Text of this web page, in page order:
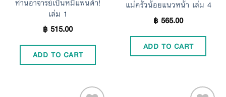
เล่ม 1
฿515.00
ADD TO CART
แม่ครัวน้อยแนวหน้า เล่ม 4
฿565.00
ADD TO CART